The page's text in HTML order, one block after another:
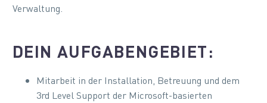
Verwaltung.
DEIN AUFGABENGEBIET:
Mitarbeit in der Installation, Betreuung und dem
3rd Level Support der Microsoft-basierten